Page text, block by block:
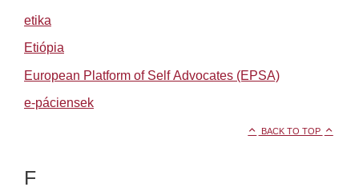
etika
Etiópia
European Platform of Self Advocates (EPSA)
e-páciensek
BACK TO TOP
F